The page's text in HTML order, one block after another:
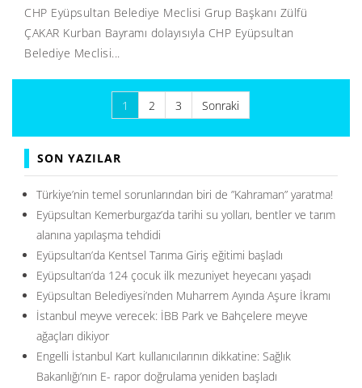
CHP Eyüpsultan Belediye Meclisi Grup Başkanı Zülfü
ÇAKAR Kurban Bayramı dolayısıyla CHP Eyüpsultan
Belediye Meclisi...
sayfalaması
1 2 3 Sonraki
SON YAZILAR
Türkiye’nin temel sorunlarından biri de ”Kahraman” yaratma!
Eyüpsultan Kemerburgaz’da tarihi su yolları, bentler ve tarım
alanına yapılaşma tehdidi
Eyüpsultan’da Kentsel Tarıma Giriş eğitimi başladı
Eyüpsultan’da 124 çocuk ilk mezuniyet heyecanı yaşadı
Eyüpsultan Belediyesi’nden Muharrem Ayında Aşure İkramı
İstanbul meyve verecek: İBB Park ve Bahçelere meyve
ağaçları dikiyor
Engelli İstanbul Kart kullanıcılarının dikkatine: Sağlık
Bakanlığı’nın E- rapor doğrulama yeniden başladı